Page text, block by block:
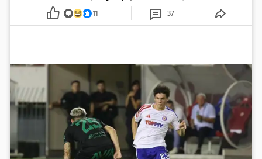
ju je lovila po travnjaku, a njezine fotografije obišle su svijet.
11 37